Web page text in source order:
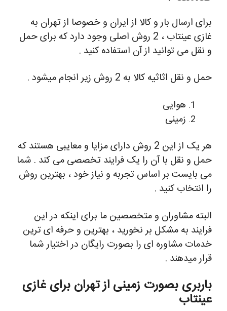
برای ارسال بار و کالا از ایران و خصوصا از تهران به
غازی عینتاب ، 2 روش اصلی وجود دارد که برای حمل
و نقل می توانید از آن استفاده کنید .
حمل و نقل اثاثیه کالا به 2 روش زیر انجام میشود .
هوایی
زمینی
هر یک از این 2 روش دارای مزایا و معایبی هستند که
حمل و نقل با آن را یک فرایند تخصصی می کند . شما
می بایست بر اساس تجربه و نیاز خود ، بهترین روش
را انتخاب کنید .
البته مشاوران و متخصصین ما برای اینکه در این
فرایند به مشکل بر نخورید ، بهترین و حرفه ای ترین
خدمات مشاوره ای را بصورت رایگان در اختیار شما
قرار میدهند .
باربری بصورت زمینی از تهران برای غازی
عینتاب